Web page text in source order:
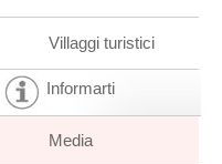
Villaggi turistici
Informarti
Media